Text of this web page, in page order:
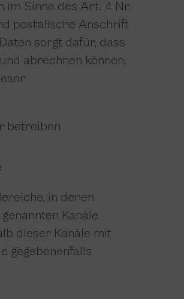
im Sinne des Art. 4 Nr.
postalische Anschrift
sorgt dafür, dass
abrechnen können,
betreiben
in denen
Kanäle
dieser Kanäle mit
gegebenenfalls